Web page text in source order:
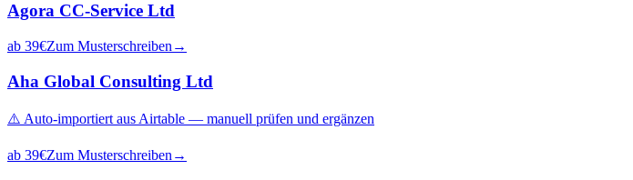
Agora CC-Service Ltd
ab 39€Zum Musterschreiben →
Aha Global Consulting Ltd
⚠️ Auto-importiert aus Airtable — manuell prüfen und ergänzen
ab 39€Zum Musterschreiben→